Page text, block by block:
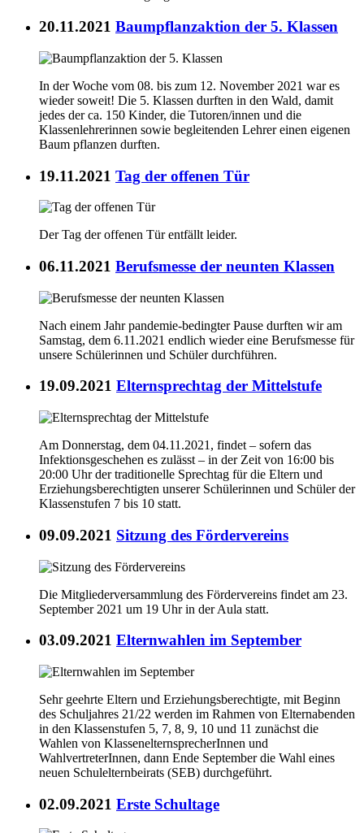
20.11.2021 Baumpflanzaktion der 5. Klassen
In der Woche vom 08. bis zum 12. November 2021 war es
wieder soweit! Die 5. Klassen durften in den Wald, damit
jedes der ca. 150 Kinder, die Tutoren/innen und die
Klassenlehrerinnen sowie begleitenden Lehrer einen eigenen
Baum pflanzen durften.
19.11.2021 Tag der offenen Tür
Der Tag der offenen Tür entfällt leider.
06.11.2021 Berufsmesse der neunten Klassen
Nach einem Jahr pandemie-bedingter Pause durften wir am
Samstag, dem 6.11.2021 endlich wieder eine Berufsmesse für
unsere Schülerinnen und Schüler durchführen.
19.09.2021 Elternsprechtag der Mittelstufe
Am Donnerstag, dem 04.11.2021, findet – sofern das
Infektionsgeschehen es zulässt – in der Zeit von 16:00 bis
20:00 Uhr der traditionelle Sprechtag für die Eltern und
Erziehungsberechtigten unserer Schülerinnen und Schüler der
Klassenstufen 7 bis 10 statt.
09.09.2021 Sitzung des Fördervereins
Die Mitgliederversammlung des Fördervereins findet am 23.
September 2021 um 19 Uhr in der Aula statt.
03.09.2021 Elternwahlen im September
Sehr geehrte Eltern und Erziehungsberechtigte, mit Beginn
des Schuljahres 21/22 werden im Rahmen von Elternabenden
in den Klassenstufen 5, 7, 8, 9, 10 und 11 zunächst die
Wahlen von KlassenelternsprecherInnen und
WahlvertreterInnen, dann Ende September die Wahl eines
neuen Schulelternbeirats (SEB) durchgeführt.
02.09.2021 Erste Schultage